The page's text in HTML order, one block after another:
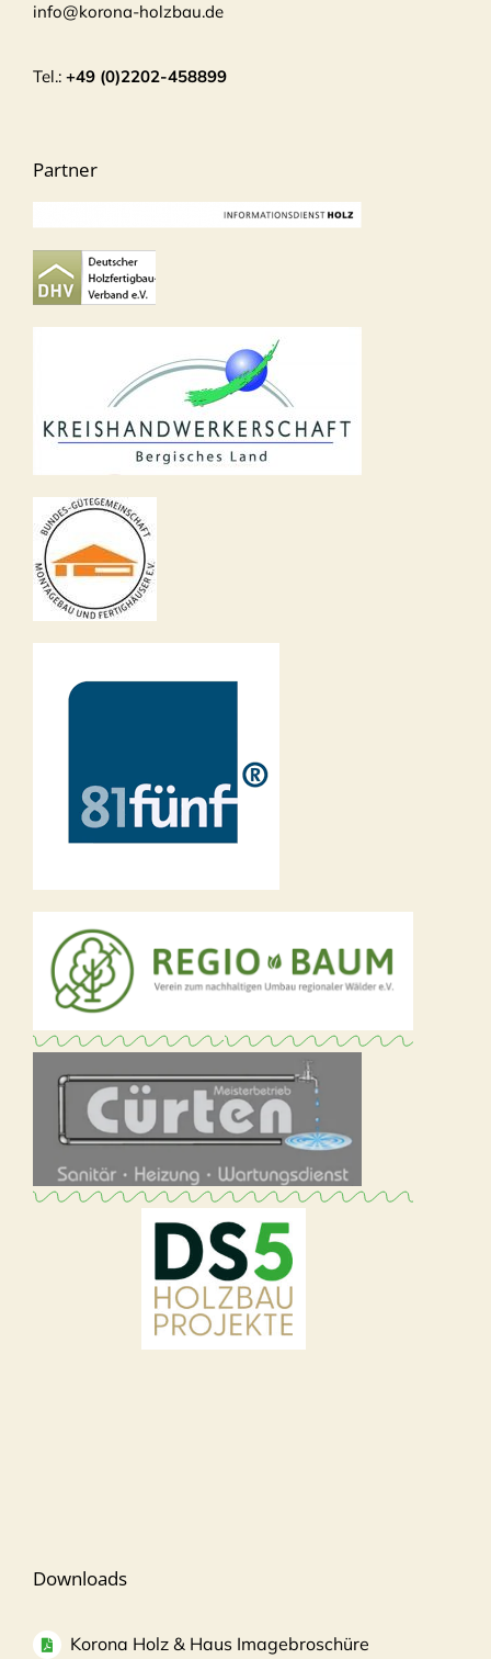
info@korona-holzbau.de
Tel.: +49 (0)2202-458899
Partner
Downloads
Korona Holz & Haus Imagebroschüre